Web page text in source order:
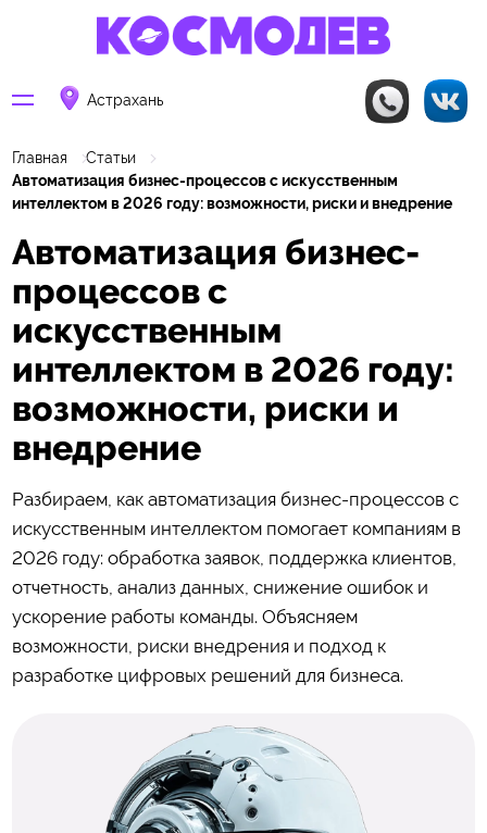
Астрахань
Главная
Статьи
Автоматизация бизнес-процессов с искусственным
интеллектом в 2026 году: возможности, риски и внедрение
Автоматизация бизнес-
процессов с
искусственным
интеллектом в 2026 году:
возможности, риски и
внедрение
Разбираем, как автоматизация бизнес-процессов с
искусственным интеллектом помогает компаниям в
2026 году: обработка заявок, поддержка клиентов,
отчетность, анализ данных, снижение ошибок и
ускорение работы команды. Объясняем
возможности, риски внедрения и подход к
разработке цифровых решений для бизнеса.